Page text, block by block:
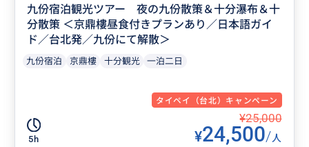
九份宿泊観光ツアー 夜の九份散策＆十分瀑布＆十
分散策 ＜京鼎樓昼食付きプランあり／日本語ガイ
ド／台北発／九份にて解散＞
九份宿泊 京鼎樓 十分観光 一泊二日
タイペイ（台北）キャンペーン
5h
¥25,000
¥24,500/人